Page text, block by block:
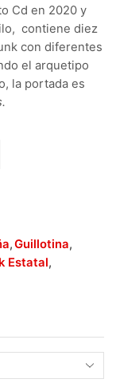
Cd en 2020 y
contiene diez
con diferentes
el arquetipo
la portada es
,Guillotina,
Estatal,